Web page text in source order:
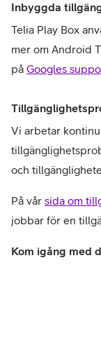
Inbyggda
Telia Play Box
mer om Android
på Googles
Vi arbetar
och
På vår sida om
jobbar för en
Kom igång med